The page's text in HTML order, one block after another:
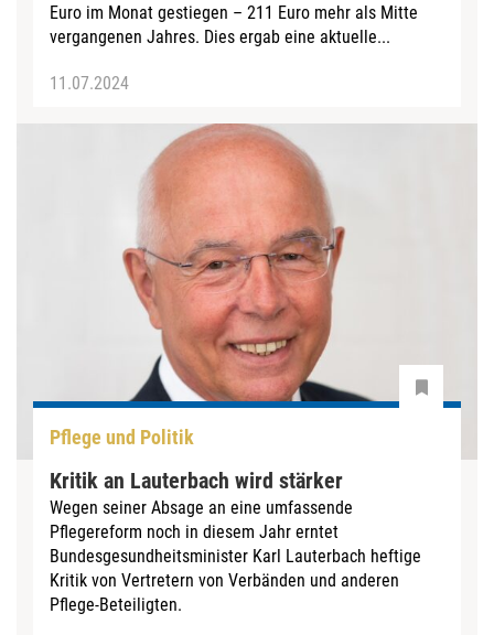
Euro im Monat gestiegen – 211 Euro mehr als Mitte
vergangenen Jahres. Dies ergab eine aktuelle...
11.07.2024
Pflege und Politik
Kritik an Lauterbach wird stärker
Wegen seiner Absage an eine umfassende
Pflegereform noch in diesem Jahr erntet
Bundesgesundheitsminister Karl Lauterbach heftige
Kritik von Vertretern von Verbänden und anderen
Pflege-Beteiligten.